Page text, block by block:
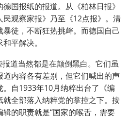
国报纸的报道。从《柏林日报》
观察家报》乃至《12点报》。清
徒，不断狂热挑衅。而德国自己
平解决。
道当然都是在颠倒黑白。它们虽
内容各有差别，但它们喊出的声
自1933年10月纳粹出台了《编
全部落入纳粹党的掌控之下。按
的职责就是“国家的喉舌，需要